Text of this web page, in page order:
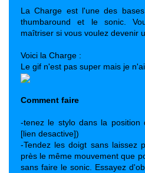
La Charge est l'une des
thumbaround et le sonic.
maîtriser si vous voulez devenir
Voici la Charge :
Le gif n'est pas super mais je
Comment faire
-tenez le stylo dans la
[lien desactive])
-Tendez les doigt sans laissez
près le même mouvement que
sans faire le sonic. Essayez